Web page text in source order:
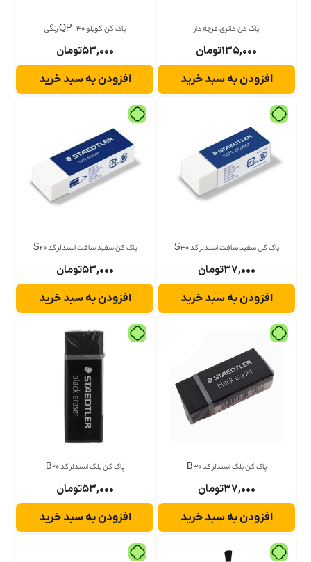
پاک کن کاتری فرچه دار
۱۳۵,۰۰۰تومان
افزودن به سبد خرید
پاک کن کویلو QP-30 رنگی
۵۳,۰۰۰تومان
افزودن به سبد خرید
پاک کن سفید سافت استدلر کد S30
۳۷,۰۰۰تومان
افزودن به سبد خرید
پاک کن سفید سافت استدلر کد S20
۵۳,۰۰۰تومان
افزودن به سبد خرید
پاک کن بلک استدلر کد B30
۳۷,۰۰۰تومان
افزودن به سبد خرید
پاک کن بلک استدلر کد B20
۵۳,۰۰۰تومان
افزودن به سبد خرید